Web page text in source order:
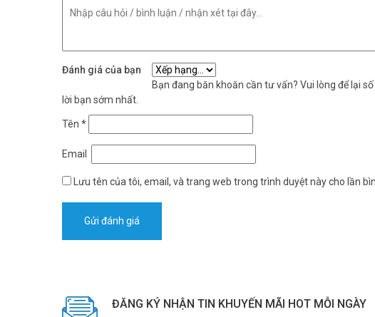
Đánh giá của bạn
Bạn đang băn khoăn cần tư vấn? Vui lòng để lại
lời bạn sớm nhất.
Tên *
Email
Lưu tên của tôi, email, và trang web trong trình duyệt này cho lần
ĐĂNG KÝ NHẬN TIN KHUYẾN MÃI HOT MỖI NGÀY